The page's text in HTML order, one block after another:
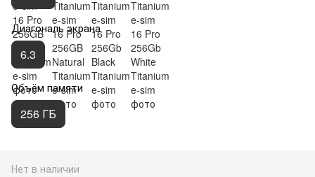
Диагональ экрана
6.3
Объём памяти
256 ГБ
Нет в наличии